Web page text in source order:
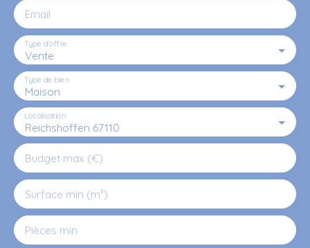
Email
Vente
Type d'offre
Maison
Type de bien
Reichshoffen 67110
Localisation
Budget max (€)
Surface min (m²)
Pièces min